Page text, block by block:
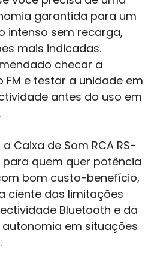
garantida para um
intenso sem recarga,
mais indicadas.
checar a
FM e testar a unidade em
antes do uso em
Caixa de Som RCA RS-
para quem quer potência
bom custo-benefício,
ciente das limitações
Bluetooth e da
em situações